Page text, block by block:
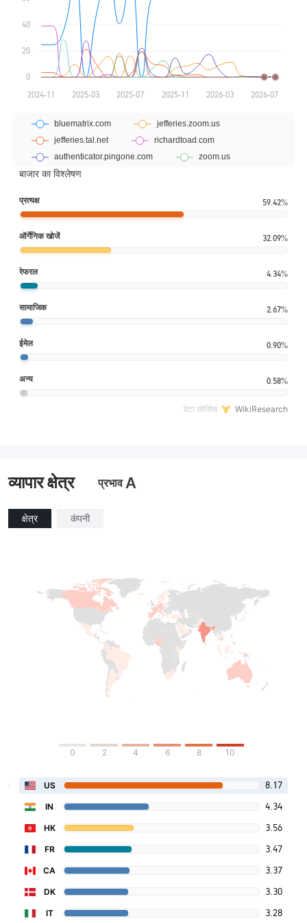
बाजार का विश्लेषण
प्रत्यक्ष 59.42%
ऑर्गेनिक खोजें 32.09%
रेफरल 4.34%
सामाजिक 2.67%
ईमेल 0.90%
अन्य 0.58%
डेटा सोर्सिस WikiResearch
व्यापार क्षेत्र प्रभाव A
क्षेत्र कंपनी
0 2 4 6 8 10
US 8.17
IN 4.34
HK 3.56
FR 3.47
CA 3.37
DK 3.30
IT 3.28